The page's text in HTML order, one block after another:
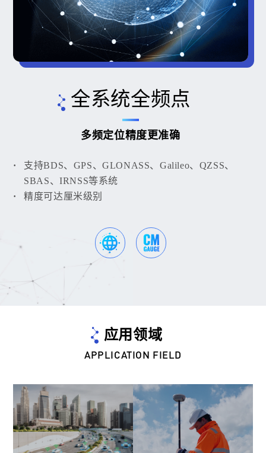
全系统全频点
多频定位精度更准确
支持BDS、GPS、GLONASS、Galileo、QZSS、
SBAS、IRNSS等系统
精度可达厘米级别
应用领域
APPLICATION FIELD